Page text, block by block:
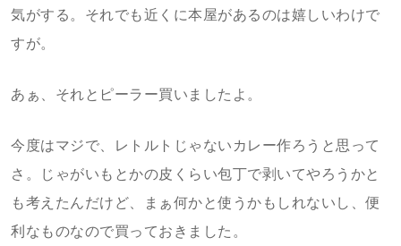
気がする。それでも近くに本屋があるのは嬉しいわけで
すが。
あぁ、それとピーラー買いましたよ。
今度はマジで、レトルトじゃないカレー作ろうと思って
さ。じゃがいもとかの皮くらい包丁で剥いてやろうかと
も考えたんだけど、まぁ何かと使うかもしれないし、便
利なものなので買っておきました。